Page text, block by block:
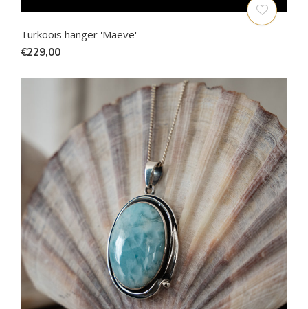
Turkoois hanger 'Maeve'
€229,00